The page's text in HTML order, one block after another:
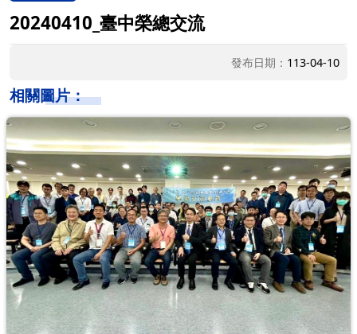
20240410_臺中榮總交流
發布日期： 113-04-10
相關圖片：